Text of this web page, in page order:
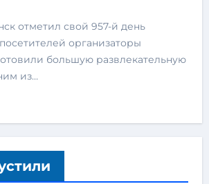
организаторы
большую развлекательную
из…